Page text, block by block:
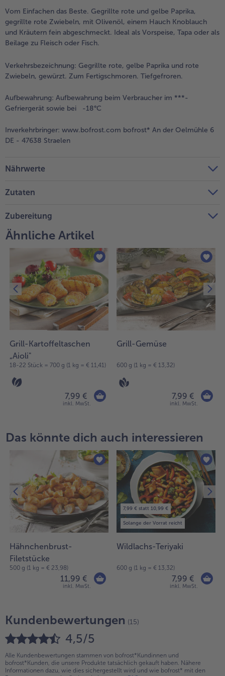
Weiterempfehlen &
Vom Einfachen das Beste. Gegrillte rote und gelbe Paprika,
gegrillte rote Zwiebeln, mit Olivenöl, einem Hauch Knoblauch
und Kräutern fein abgeschmeckt. Ideal als Vorspeise, Tapa oder als
Beilage zu Fleisch oder Fisch.
Verkehrsbezeichnung: Gegrillte rote, gelbe Paprika und rote
Zwiebeln, gewürzt. Zum Fertigschmoren. Tiefgefroren.
Aufbewahrung: Aufbewahrung beim Verbraucher im ***-
Gefriergerät sowie bei -18°C
Inverkehrbringer: www.bofrost.com bofrost* An der Oelmühle 6
DE - 47638 Straelen
Nährwerte
Zutaten
Zubereitung
Ähnliche Artikel
Grill-Kartoffeltaschen
„Aioli"
18-22 Stück = 700 g (1 kg = € 11,41)
7,99 €
inkl. MwSt.
Grill-Gemüse
600 g (1 kg = € 13,32)
7,99 €
inkl. MwSt.
Das könnte dich auch interessieren
Hähnchenbrust-
Filetstücke
500 g (1 kg = € 23,98)
11,99 €
inkl. MwSt.
7,99 € statt 10,99 €
Solange der Vorrat reicht
Wildlachs-Teriyaki
600 g (1 kg = € 13,32)
7,99 €
inkl. MwSt.
Kundenbewertungen (15)
4,5/5
Alle Kundenbewertungen stammen von bofrost*Kundinnen und
bofrost*Kunden, die unsere Produkte tatsächlich gekauft haben. Nähere
Informationen dazu, wie dies sichergestellt wird und wie bofrost* mit den